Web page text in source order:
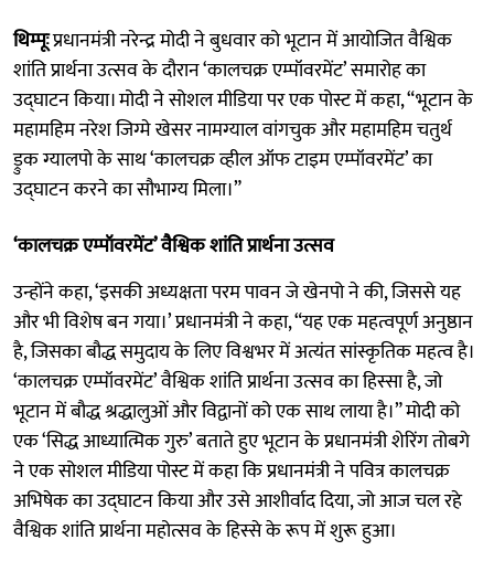
थिम्पूःप्रधानमंत्री नरेन्द्र मोदी ने बुधवार को भूटान में आयोजित वैश्विक
शांति प्रार्थना उत्सव के दौरान ‘कालचक्र एम्पॉवरमेंट’ समारोह का
उद्घाटन किया। मोदी ने सोशल मीडिया पर एक पोस्ट में कहा, “भूटान के
महामहिम नरेश जिग्मे खेसर नामग्याल वांगचुक और महामहिम चतुर्थ
ड्रुक ग्यालपो के साथ ‘कालचक्र व्हील ऑफ टाइम एम्पॉवरमेंट’ का
उद्घाटन करने का सौभाग्य मिला।”
‘कालचक्र एम्पॉवरमेंट’ वैश्विक शांति प्रार्थना उत्सव
उन्होंने कहा, ‘इसकी अध्यक्षता परम पावन जे खेनपो ने की, जिससे यह
और भी विशेष बन गया।’ प्रधानमंत्री ने कहा, “यह एक महत्वपूर्ण अनुष्ठान
है, जिसका बौद्ध समुदाय के लिए विश्वभर में अत्यंत सांस्कृतिक महत्व है।
‘कालचक्र एम्पॉवरमेंट’ वैश्विक शांति प्रार्थना उत्सव का हिस्सा है, जो
भूटान में बौद्ध श्रद्धालुओं और विद्वानों को एक साथ लाया है।” मोदी को
एक ‘सिद्ध आध्यात्मिक गुरु’ बताते हुए भूटान के प्रधानमंत्री शेरिंग तोबगे
ने एक सोशल मीडिया पोस्ट में कहा कि प्रधानमंत्री ने पवित्र कालचक्र
अभिषेक का उद्घाटन किया और उसे आशीर्वाद दिया, जो आज चल रहे
वैश्विक शांति प्रार्थना महोत्सव के हिस्से के रूप में शुरू हुआ।